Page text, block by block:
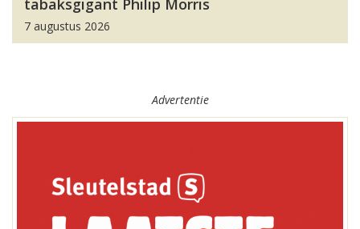
tabaksgigant Philip Morris
7 augustus 2026
Advertentie